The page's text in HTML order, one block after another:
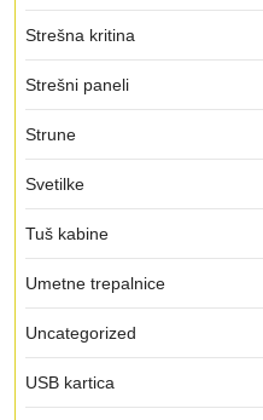
Strešna kritina
Strešni paneli
Strune
Svetilke
Tuš kabine
Umetne trepalnice
Uncategorized
USB kartica